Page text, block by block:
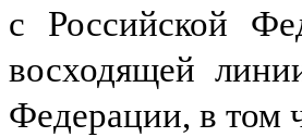
с Российской
восходящей
Федерации, в том